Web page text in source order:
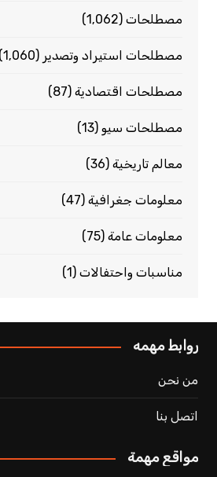
مصطلحات(1٬062)
مصطلحات استيراد وتصدير (1٬060)
مصطلحات اقتصادية(87)
مصطلحات سيو(13)
معالم تاريخية(36)
معلومات جغرافية(47)
معلومات عامة(75)
مناسبات واحتفالات(1)
روابط مهمه
من نحن
اتصل بنا
مواقع مهمة